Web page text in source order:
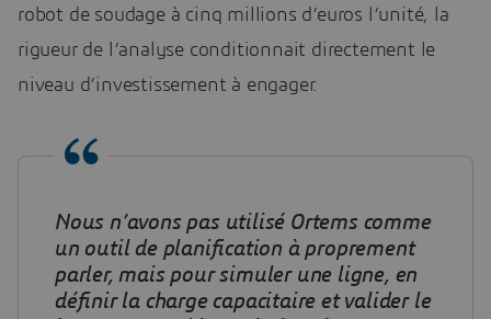
robot de soudage à cinq millions d’euros l’unité, la
rigueur de l’analyse conditionnait directement le
niveau d’investissement à engager.
Nous n’avons pas utilisé Ortems comme
un outil de planification à proprement
parler, mais pour simuler une ligne, en
définir la charge capacitaire et valider le